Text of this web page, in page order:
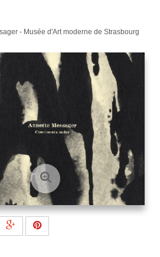
- Musée d'Art moderne de Strasbourg